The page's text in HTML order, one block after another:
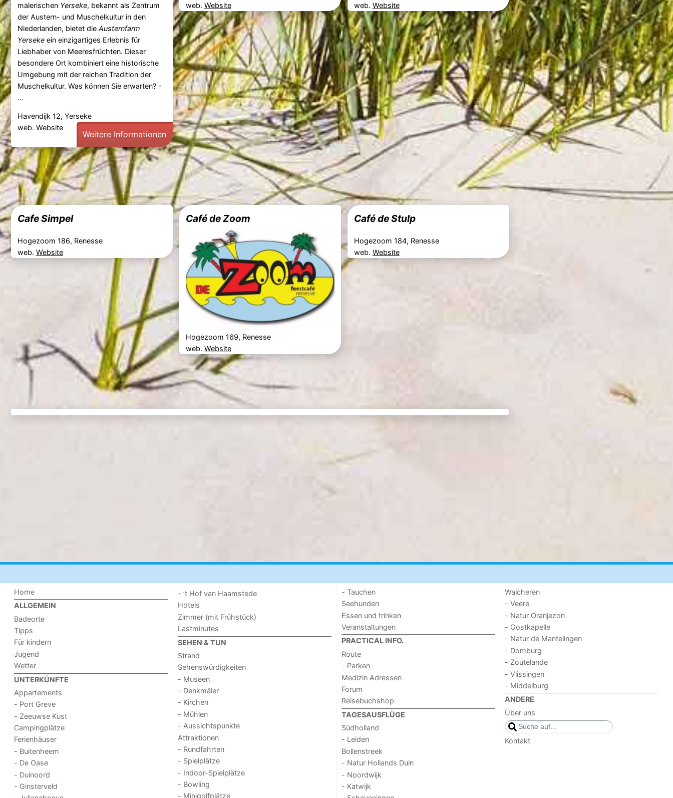
malerischen Yerseke, bekannt als Zentrum
der Austern- und Muschelkultur in den
Niederlanden, bietet die Austernfarm
Yersekeein einzigartiges Erlebnis für
Liebhaber von Meeresfrüchten. Dieser
besondere Ort kombiniert eine historische
Umgebung mit der reichen Tradition der
Muschelkultur. Was können Sie erwarten? -
...
Havendijk 12, Yerseke
web. Website
Weitere Informationen
web. Website
web. Website
Cafe Simpel
Hogezoom 186, Renesse
web. Website
Café de Zoom
Hogezoom 169, Renesse
web. Website
Café de Stulp
Hogezoom 184, Renesse
web. Website
Home
ALLGEMEIN
Badeorte
Tipps
Für kindern
Jugend
Wetter
UNTERKÜNFTE
Appartements
- Port Greve
- Zeeuwse Kust
Campingplätze
Ferienhäuser
- Buitenheem
- De Oase
- Duinoord
- Ginsterveld
- ’t Hof van Haamstede
Hotels
Zimmer (mit Frühstück)
Lastminutes
SEHEN & TUN
Strand
Sehenswürdigkeiten
- Museen
- Denkmäler
- Kirchen
- Mühlen
- Aussichtspunkte
Attraktionen
- Rundfahrten
- Spielplätze
- Indoor-Spielplätze
- Bowling
- Minigolfplätze
- Tauchen
Seehunden
Essen und trinken
Veranstaltungen
PRACTICAL INFO.
Route
- Parken
Medizin Adressen
Forum
Reisebuchshop
TAGESAUSFLÜGE
Südholland
- Leiden
Bollenstreek
- Natur Hollands Duin
- Noordwijk
- Katwijk
Walcheren
- Veere
- Natur Oranjezon
- Oostkapelle
- Natur de Mantelingen
- Domburg
- Zoutelande
- Vlissingen
- Middelburg
ANDERE
Über uns
Kontakt